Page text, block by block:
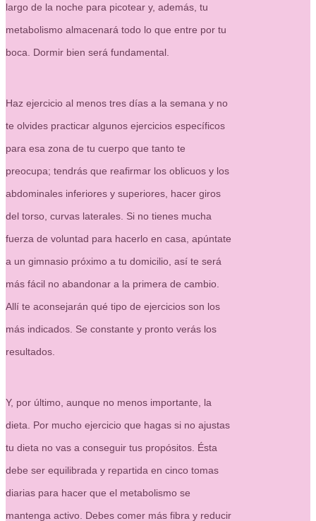
largo de la noche para picotear y, además, tu
metabolismo almacenará todo lo que entre por tu
boca. Dormir bien será fundamental.
Haz ejercicio al menos tres días a la semana y no
te olvides practicar algunos ejercicios específicos
para esa zona de tu cuerpo que tanto te
preocupa; tendrás que reafirmar los oblicuos y los
abdominales inferiores y superiores, hacer giros
del torso, curvas laterales. Si no tienes mucha
fuerza de voluntad para hacerlo en casa, apúntate
a un gimnasio próximo a tu domicilio, así te será
más fácil no abandonar a la primera de cambio.
Allí te aconsejarán qué tipo de ejercicios son los
más indicados. Se constante y pronto verás los
resultados.
Y, por último, aunque no menos importante, la
dieta. Por mucho ejercicio que hagas si no ajustas
tu dieta no vas a conseguir tus propósitos. Ésta
debe ser equilibrada y repartida en cinco tomas
diarias para hacer que el metabolismo se
mantenga activo. Debes comer más fibra y reducir